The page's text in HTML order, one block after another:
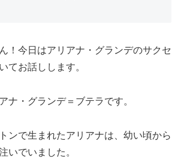
！今日はアリアナ・グランデのサクセ
てお話しします。
ナ・グランデ＝ブテラです。
ンで生まれたアリアナは、幼い頃から
いでいました。